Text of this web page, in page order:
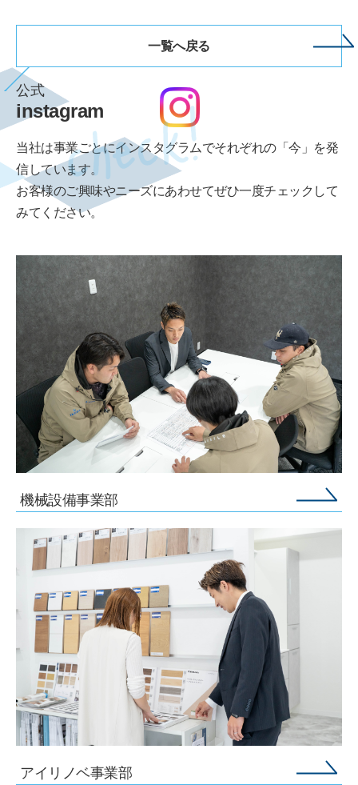
一覧へ戻る
公式
instagram
当社は事業ごとにインスタグラムでそれぞれの「今」を発
信しています。
お客様のご興味やニーズにあわせてぜひ一度チェックして
みてください。
機械設備事業部
アイリノベ事業部